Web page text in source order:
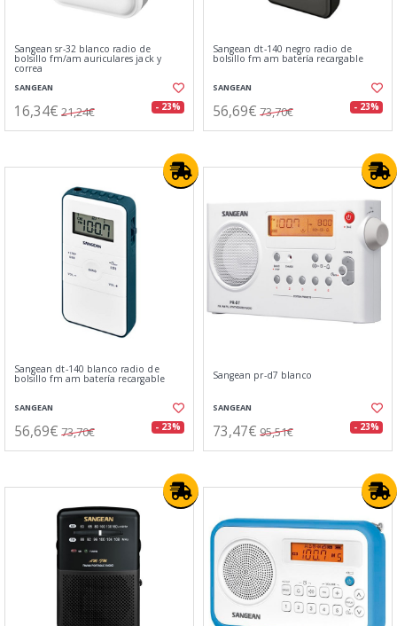
Sangean sr-32 blanco radio de
bolsillo fm/am auriculares jack y
correa
SANGEAN
16,34€ 21,24€ - 23%
Sangean dt-140 negro radio de
bolsillo fm am batería recargable
SANGEAN
56,69€ 73,70€ - 23%
Sangean dt-140 blanco radio de
bolsillo fm am batería recargable
SANGEAN
56,69€ 73,70€ - 23%
Sangean pr-d7 blanco
SANGEAN
73,47€ 95,51€ - 23%